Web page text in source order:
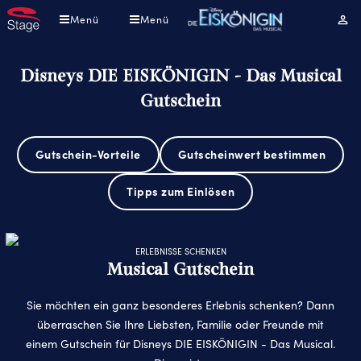
Direkt
zum
Menü Menü
Disneys DIE EISKÖNIGIN - Das Musical
Gutschein
Gutschein-Vorteile Gutscheinwert bestimmen
Tipps zum Einlösen
ERLEBNISSE SCHENKEN
Musical Gutschein
Sie möchten ein ganz besonderes Erlebnis schenken? Dann
überraschen Sie Ihre Liebsten, Familie oder Freunde mit
einem Gutschein für Disneys DIE EISKÖNIGIN - Das Musical.